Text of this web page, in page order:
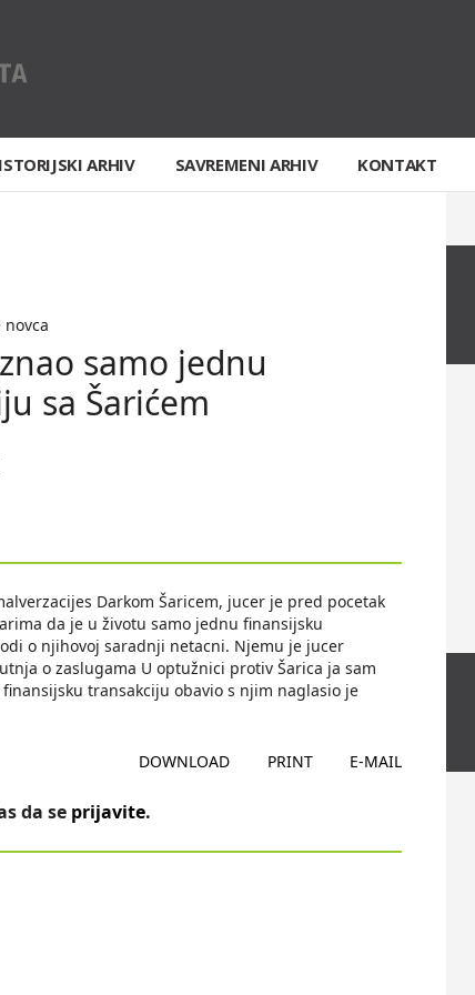
ARHIV SAVREMENI ARHIV KONTAKT
samo jednu
sa Šarićem
Darkom Šaricem, jucer je pred pocetak
da je u životu samo jednu finansijsku
o njihovoj saradnji netacni. Njemu je jucer
o zaslugama U optužnici protiv Šarica ja sam
transakciju obavio s njim naglasio je
DOWNLOAD PRINT E-MAIL
da se prijavite.